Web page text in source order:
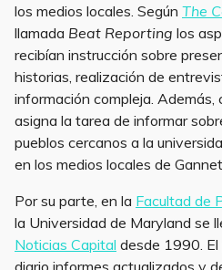
los medios locales. Según The
llamada Beat Reporting los
recibían instrucción sobre
historias, realización de
información compleja. Además,
asigna la tarea de informar
pueblos cercanos a la
en los medios locales de
Por su parte, en la Facultad de
la Universidad de Maryland se
Noticias Capital desde 1990. El
diario informes actualizados y